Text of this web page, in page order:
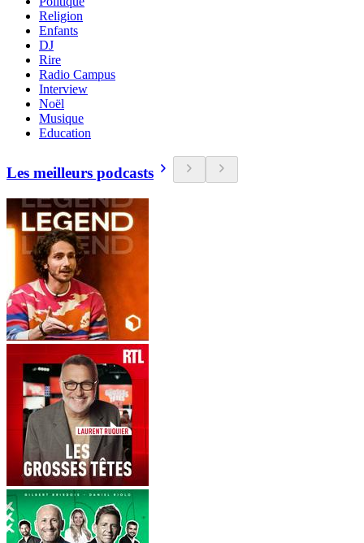
Religion
Enfants
DJ
Rire
Radio Campus
Interview
Noël
Musique
Education
Les meilleurs podcasts